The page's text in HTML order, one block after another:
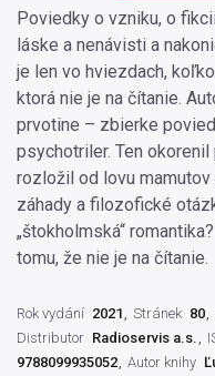
Poviedky o vzniku, o
láske a nenávisti a
je len vo hviezdach,
ktorá nie je na čítanie.
prvotine – zbierke
psychotriler. Ten
rozložil od lovu mamutov
záhady a filozofické
„štokholmská“
tomu, že nie je na čítanie.
Rok vydání 2021 Stránek 80
Distributor Radioservis a.s.
9788099935052 Autor knihy